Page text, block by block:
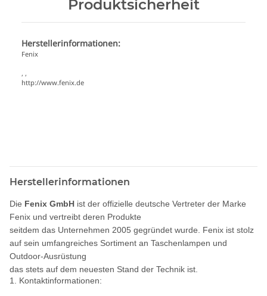
Produktsicherheit
Herstellerinformationen:
Fenix
, ,
http://www.fenix.de
Herstellerinformationen
Die Fenix GmbH ist der offizielle deutsche Vertreter der Marke
Fenix und vertreibt deren Produkte
seitdem das Unternehmen 2005 gegründet wurde. Fenix ist stolz
auf sein umfangreiches Sortiment an Taschenlampen und
Outdoor-Ausrüstung
das stets auf dem neuesten Stand der Technik ist.
1. Kontaktinformationen: